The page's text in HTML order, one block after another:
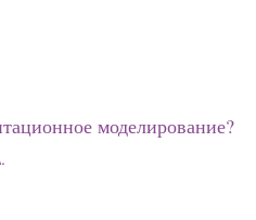
моделирование?